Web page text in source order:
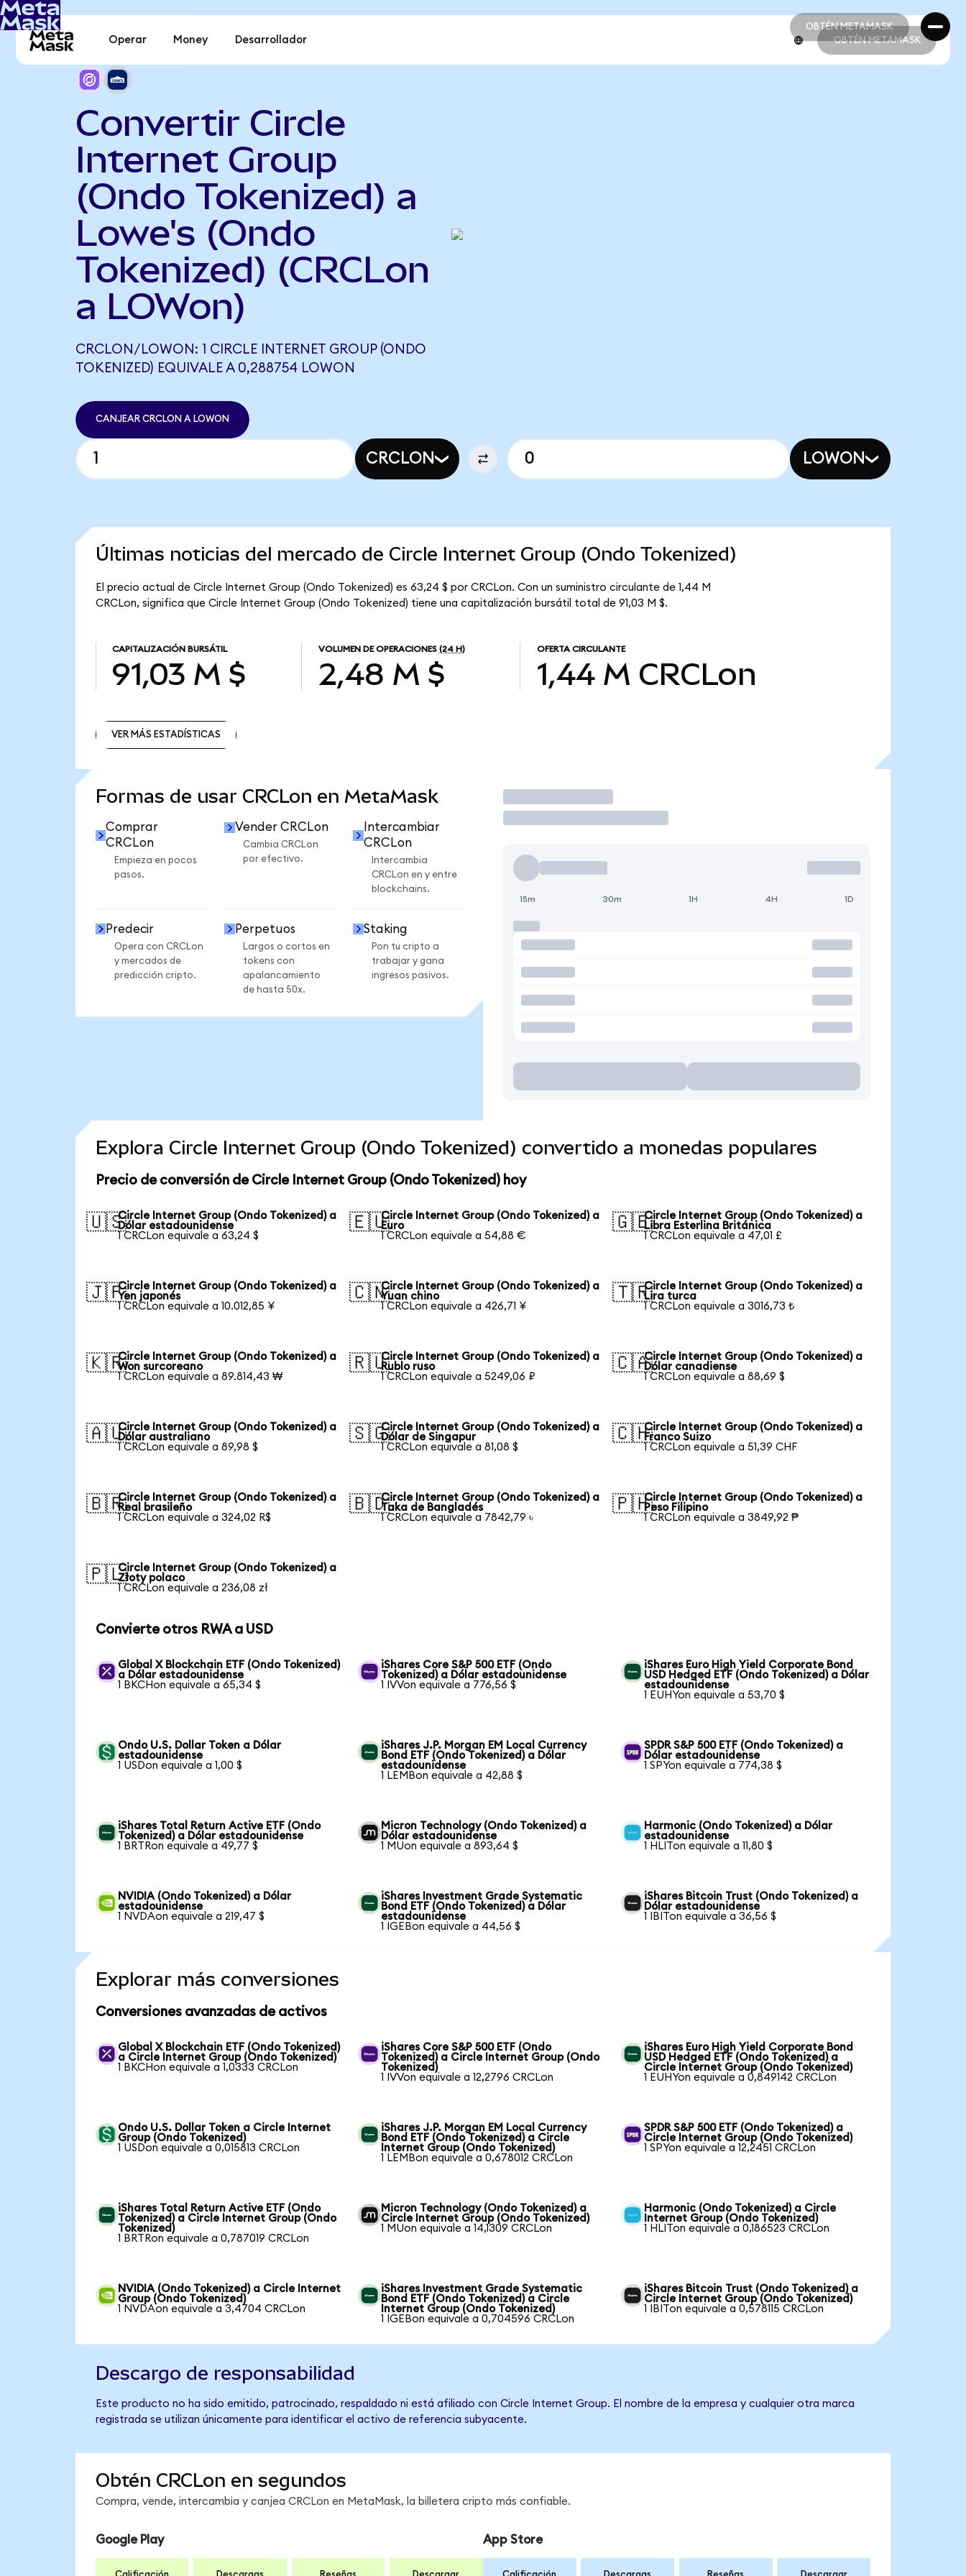
OBTÉN METAMASK
OBTÉN METAMASK
Operar Money Desarrollador OBTÉN METAMASK
Convertir Circle
Internet Group
(Ondo Tokenized) a
Lowe's (Ondo
Tokenized) (CRCLon
a LOWon)
CRCLON/LOWON: 1 CIRCLE INTERNET GROUP (ONDO
TOKENIZED) EQUIVALE A 0,288754 LOWON
CANJEAR CRCLON A LOWON
CRCLON LOWON
Últimas noticias del mercado de Circle Internet Group (Ondo Tokenized)
El precio actual de Circle Internet Group (Ondo Tokenized) es 63,24 $ por CRCLon. Con un suministro circulante de 1,44 M
CRCLon, significa que Circle Internet Group (Ondo Tokenized) tiene una capitalización bursátil total de 91,03 M $.
CAPITALIZACIÓN BURSÁTIL
91,03 M $
VOLUMEN DE OPERACIONES (24 H)
2,48 M $
OFERTA CIRCULANTE
1,44 M CRCLon
VER MÁS ESTADÍSTICAS
Formas de usar CRCLon en MetaMask
Comprar
CRCLon
Empieza en pocos
pasos.
Vender CRCLon
Cambia CRCLon
por efectivo.
Intercambiar
CRCLon
Intercambia
CRCLon en y entre
blockchains.
Predecir
Opera con CRCLon
y mercados de
predicción cripto.
Perpetuos
Largos o cortos en
tokens con
apalancamiento
de hasta 50x.
Staking
Pon tu cripto a
trabajar y gana
ingresos pasivos.
Operar
15m 30m 1H 4H 1D
Explora Circle Internet Group (Ondo Tokenized) convertido a monedas populares
Precio de conversión de Circle Internet Group (Ondo Tokenized) hoy
🇺🇸Circle Internet Group (Ondo Tokenized) a
Dólar estadounidense
1 CRCLon equivale a 63,24 $
🇪🇺Circle Internet Group (Ondo Tokenized) a
Euro
1 CRCLon equivale a 54,88 €
🇬🇧Circle Internet Group (Ondo Tokenized) a
Libra Esterlina Británica
1 CRCLon equivale a 47,01 £
🇯🇵Circle Internet Group (Ondo Tokenized) a
Yen japonés
1 CRCLon equivale a 10.012,85 ¥
🇨🇳Circle Internet Group (Ondo Tokenized) a
Yuan chino
1 CRCLon equivale a 426,71 ¥
🇹🇷Circle Internet Group (Ondo Tokenized) a
Lira turca
1 CRCLon equivale a 3016,73 ₺
🇰🇷Circle Internet Group (Ondo Tokenized) a
Won surcoreano
1 CRCLon equivale a 89.814,43 ₩
🇷🇺Circle Internet Group (Ondo Tokenized) a
Rublo ruso
1 CRCLon equivale a 5249,06 ₽
🇨🇦Circle Internet Group (Ondo Tokenized) a
Dólar canadiense
1 CRCLon equivale a 88,69 $
🇦🇺Circle Internet Group (Ondo Tokenized) a
Dólar australiano
1 CRCLon equivale a 89,98 $
🇸🇬Circle Internet Group (Ondo Tokenized) a
Dólar de Singapur
1 CRCLon equivale a 81,08 $
🇨🇭Circle Internet Group (Ondo Tokenized) a
Franco Suizo
1 CRCLon equivale a 51,39 CHF
🇧🇷Circle Internet Group (Ondo Tokenized) a
Real brasileño
1 CRCLon equivale a 324,02 R$
🇧🇩Circle Internet Group (Ondo Tokenized) a
Taka de Bangladés
1 CRCLon equivale a 7842,79 ৳
🇵🇭Circle Internet Group (Ondo Tokenized) a
Peso Filipino
1 CRCLon equivale a 3849,92 ₱
🇵🇱Circle Internet Group (Ondo Tokenized) a
Złoty polaco
1 CRCLon equivale a 236,08 zł
Convierte otros RWA a USD
Global X Blockchain ETF (Ondo Tokenized)
a Dólar estadounidense
1 BKCHon equivale a 65,34 $
iShares Core S&P 500 ETF (Ondo
Tokenized) a Dólar estadounidense
1 IVVon equivale a 776,56 $
iShares Euro High Yield Corporate Bond
USD Hedged ETF (Ondo Tokenized) a Dólar
estadounidense
1 EUHYon equivale a 53,70 $
Ondo U.S. Dollar Token a Dólar
estadounidense
1 USDon equivale a 1,00 $
iShares J.P. Morgan EM Local Currency
Bond ETF (Ondo Tokenized) a Dólar
estadounidense
1 LEMBon equivale a 42,88 $
SPDR S&P 500 ETF (Ondo Tokenized) a
Dólar estadounidense
1 SPYon equivale a 774,38 $
iShares Total Return Active ETF (Ondo
Tokenized) a Dólar estadounidense
1 BRTRon equivale a 49,77 $
Micron Technology (Ondo Tokenized) a
Dólar estadounidense
1 MUon equivale a 893,64 $
Harmonic (Ondo Tokenized) a Dólar
estadounidense
1 HLITon equivale a 11,80 $
NVIDIA (Ondo Tokenized) a Dólar
estadounidense
1 NVDAon equivale a 219,47 $
iShares Investment Grade Systematic
Bond ETF (Ondo Tokenized) a Dólar
estadounidense
1 IGEBon equivale a 44,56 $
iShares Bitcoin Trust (Ondo Tokenized) a
Dólar estadounidense
1 IBITon equivale a 36,56 $
Explorar más conversiones
Conversiones avanzadas de activos
Global X Blockchain ETF (Ondo Tokenized)
a Circle Internet Group (Ondo Tokenized)
1 BKCHon equivale a 1,0333 CRCLon
iShares Core S&P 500 ETF (Ondo
Tokenized) a Circle Internet Group (Ondo
Tokenized)
1 IVVon equivale a 12,2796 CRCLon
iShares Euro High Yield Corporate Bond
USD Hedged ETF (Ondo Tokenized) a
Circle Internet Group (Ondo Tokenized)
1 EUHYon equivale a 0,849142 CRCLon
Ondo U.S. Dollar Token a Circle Internet
Group (Ondo Tokenized)
1 USDon equivale a 0,015813 CRCLon
iShares J.P. Morgan EM Local Currency
Bond ETF (Ondo Tokenized) a Circle
Internet Group (Ondo Tokenized)
1 LEMBon equivale a 0,678012 CRCLon
SPDR S&P 500 ETF (Ondo Tokenized) a
Circle Internet Group (Ondo Tokenized)
1 SPYon equivale a 12,2451 CRCLon
iShares Total Return Active ETF (Ondo
Tokenized) a Circle Internet Group (Ondo
Tokenized)
1 BRTRon equivale a 0,787019 CRCLon
Micron Technology (Ondo Tokenized) a
Circle Internet Group (Ondo Tokenized)
1 MUon equivale a 14,1309 CRCLon
Harmonic (Ondo Tokenized) a Circle
Internet Group (Ondo Tokenized)
1 HLITon equivale a 0,186523 CRCLon
NVIDIA (Ondo Tokenized) a Circle Internet
Group (Ondo Tokenized)
1 NVDAon equivale a 3,4704 CRCLon
iShares Investment Grade Systematic
Bond ETF (Ondo Tokenized) a Circle
Internet Group (Ondo Tokenized)
1 IGEBon equivale a 0,704596 CRCLon
iShares Bitcoin Trust (Ondo Tokenized) a
Circle Internet Group (Ondo Tokenized)
1 IBITon equivale a 0,578115 CRCLon
Descargo de responsabilidad
Este producto no ha sido emitido, patrocinado, respaldado ni está afiliado con Circle Internet Group. El nombre de la empresa y cualquier otra marca
registrada se utilizan únicamente para identificar el activo de referencia subyacente.
Obtén CRCLon en segundos
Compra, vende, intercambia y canjea CRCLon en MetaMask, la billetera cripto más confiable.
Google Play App Store